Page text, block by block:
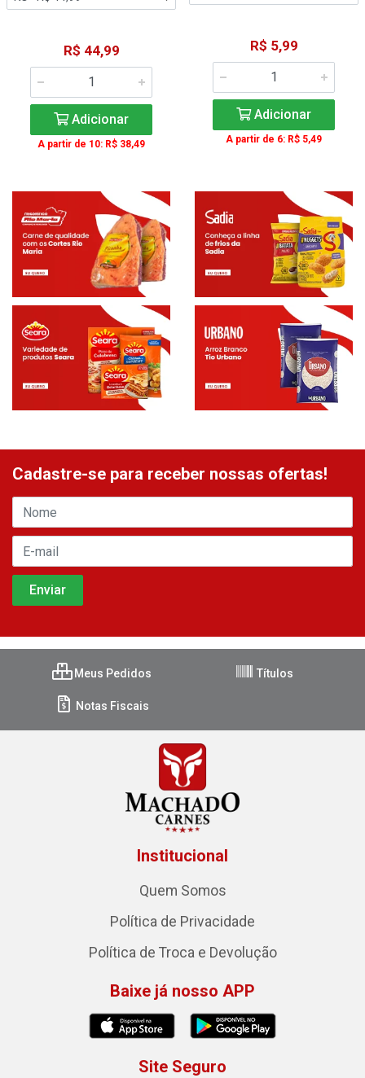
R$ 44,99
Adicionar
A partir de 10: R$ 38,49
R$ 5,99
Adicionar
A partir de 6: R$ 5,49
Cadastre-se para receber nossas ofertas!
Meus Pedidos Títulos
Notas Fiscais
Institucional
Quem Somos
Política de Privacidade
Política de Troca e Devolução
Baixe já nosso APP
Site Seguro